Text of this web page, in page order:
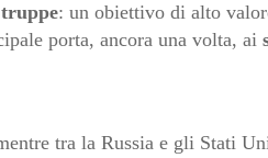
: un obiettivo di alto
porta, ancora una volta, ai
tra la Russia e gli Stati